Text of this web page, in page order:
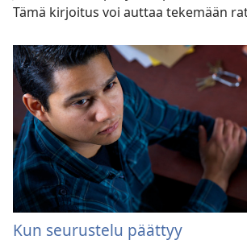
Tämä kirjoitus voi auttaa tekemään
Kun seurustelu päättyy